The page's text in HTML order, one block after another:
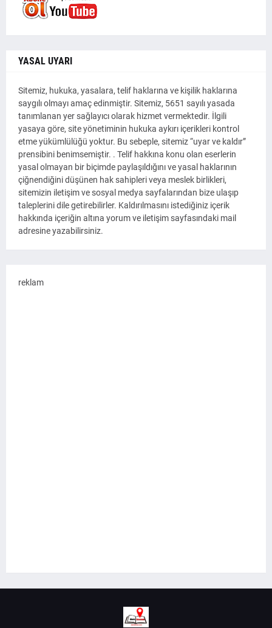
YASAL UYARI
Sitemiz, hukuka, yasalara, telif haklarına ve kişilik haklarına
saygılı olmayı amaç edinmiştir. Sitemiz, 5651 sayılı yasada
tanımlanan yer sağlayıcı olarak hizmet vermektedir. İlgili
yasaya göre, site yönetiminin hukuka aykırı içerikleri kontrol
etme yükümlülüğü yoktur. Bu sebeple, sitemiz “uyar ve kaldır”
prensibini benimsemiştir. . Telif hakkına konu olan eserlerin
yasal olmayan bir biçimde paylaşıldığını ve yasal haklarının
çiğnendiğini düşünen hak sahipleri veya meslek birlikleri,
sitemizin iletişim ve sosyal medya sayfalarından bize ulaşıp
taleplerini dile getirebilirler. Kaldırılmasını istediğiniz içerik
hakkında içeriğin altına yorum ve iletişim sayfasındaki mail
adresine yazabilirsiniz.
reklam